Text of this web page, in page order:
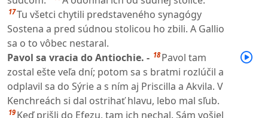
17Tu všetci chytili predstaveného synagógy
Sostena a pred súdnou stolicou ho zbili. A Gallio
sa o to vôbec nestaral.
Pavol sa vracia do Antiochie. - 18 Pavol tam
zostal ešte veľa dní; potom sa s bratmi rozlúčil a
odplavil sa do Sýrie a s ním aj Priscilla a Akvila. V
Kenchreách si dal ostrihať hlavu, lebo mal sľub.
19 Keď prišli do Efezu, tam ich nechal. Sám vošiel